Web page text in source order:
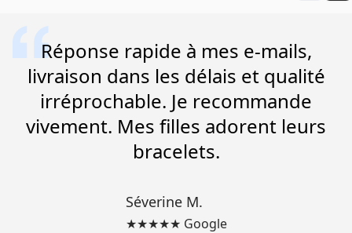
Réponse rapide à mes e-mails,
livraison dans les délais et qualité
irréprochable. Je recommande
vivement. Mes filles adorent leurs
bracelets.
Séverine M.
★★★★★ Google